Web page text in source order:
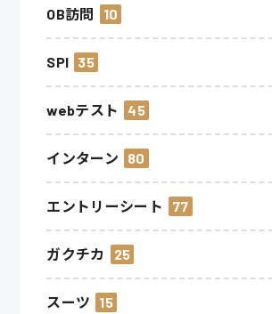
OB訪問 10
SPI 35
webテスト 45
インターン 80
エントリーシート 77
ガクチカ 25
スーツ 15